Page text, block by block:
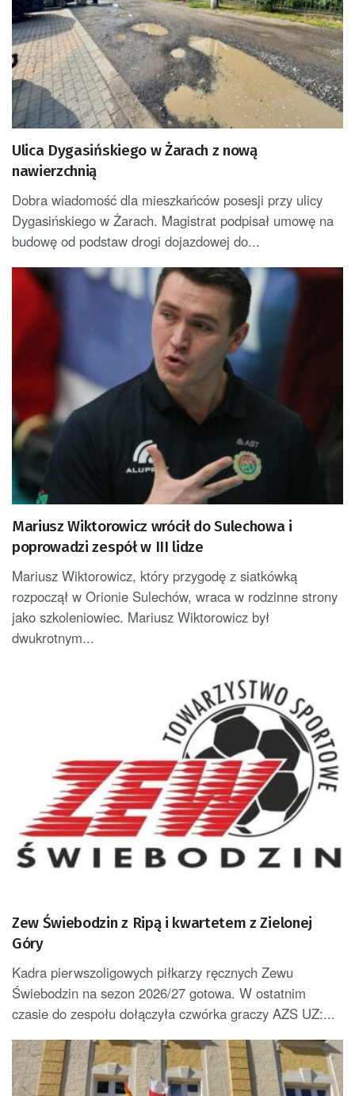
Ulica Dygasińskiego w Żarach z nową
nawierzchnią
Dobra wiadomość dla mieszkańców posesji przy ulicy
Dygasińskiego w Żarach. Magistrat podpisał umowę na
budowę od podstaw drogi dojazdowej do...
Mariusz Wiktorowicz wrócił do Sulechowa i
poprowadzi zespół w III lidze
Mariusz Wiktorowicz, który przygodę z siatkówką
rozpoczął w Orionie Sulechów, wraca w rodzinne strony
jako szkoleniowiec. Mariusz Wiktorowicz był
dwukrotnym...
Zew Świebodzin z Ripą i kwartetem z Zielonej
Góry
Kadra pierwszoligowych piłkarzy ręcznych Zewu
Świebodzin na sezon 2026/27 gotowa. W ostatnim
czasie do zespołu dołączyła czwórka graczy AZS UZ:...